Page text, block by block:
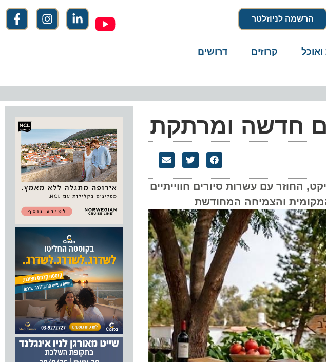
הרשמה לניוזלטר
קרוזים דרושים
חדשה ומרתקת
עם עשרות סיורים חווייתיים
והצמיחה המחודשת